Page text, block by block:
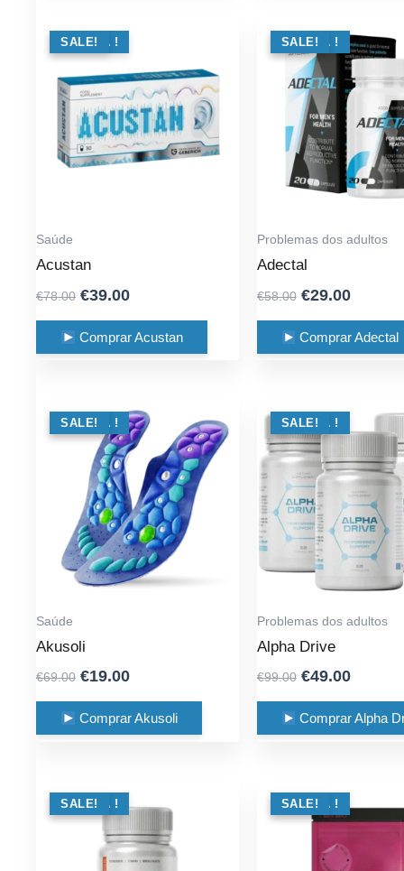
OFERTA !
SALE!
Saúde
Acustan
€78.00 Original
was:
€78.00.
€39.00Current
is:
€39.00.
Comprar Acustan
OFERTA !
SALE!
Problemas dos adultos
Adectal
€58.00 Original
was:
€58.00.
€29.00
is:
€29.00.
Comprar Adectal
OFERTA !
SALE!
Saúde
Akusoli
€69.00 Original
was:
€69.00.
€19.00Current
is:
€19.00.
Comprar Akusoli
OFERTA !
SALE!
Problemas dos adultos
Alpha Drive
€99.00 Original
was:
€99.00.
€49.00
is:
€49.00.
Comprar Alpha
OFERTA !
SALE! OFERTA !
SALE!